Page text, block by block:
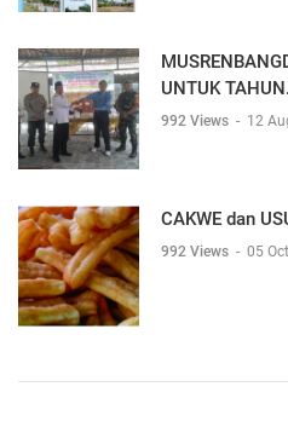
UNTUK
992 Views - 12
CAKWE dan
992 Views - 05